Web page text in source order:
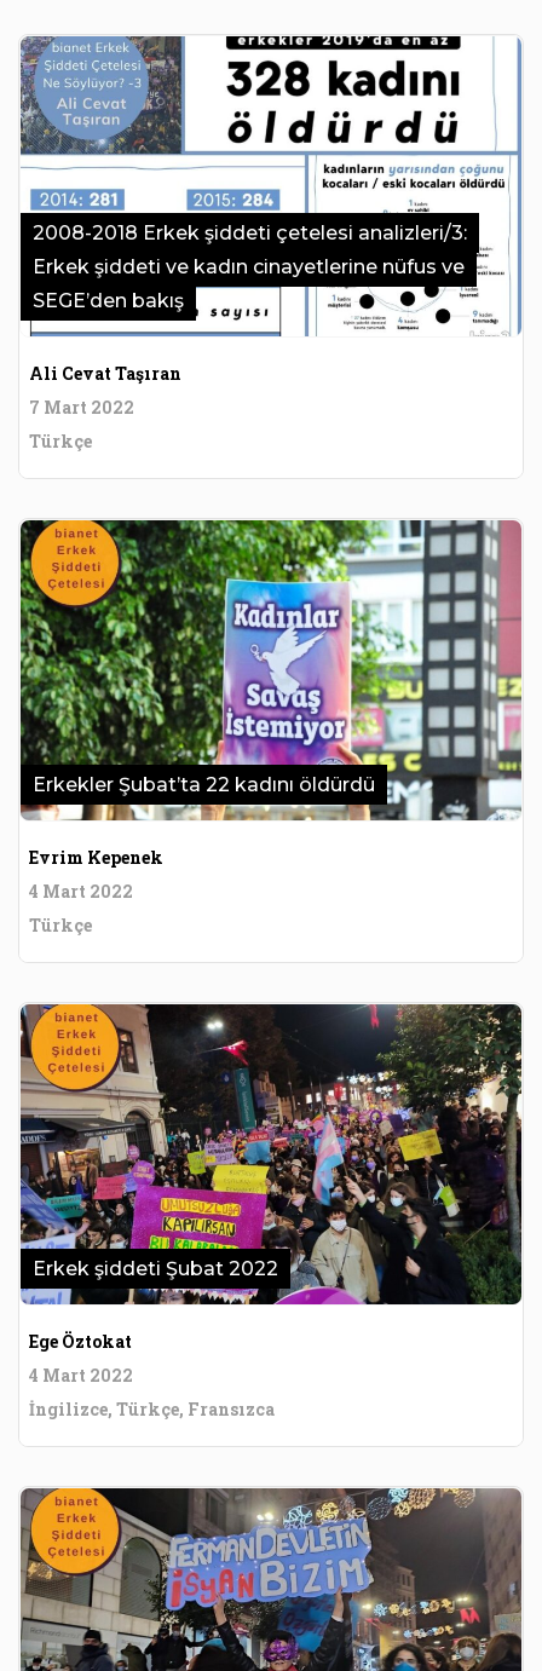
2008-2018 Erkek şiddeti çetelesi analizleri/3:
Erkek şiddeti ve kadın cinayetlerine nüfus ve
SEGE’den bakış
Ali Cevat Taşıran
7 Mart 2022
Türkçe
Erkekler Şubat’ta 22 kadını öldürdü
Evrim Kepenek
4 Mart 2022
Türkçe
Erkek şiddeti Şubat 2022
Ege Öztokat
4 Mart 2022
İngilizce, Türkçe, Fransızca